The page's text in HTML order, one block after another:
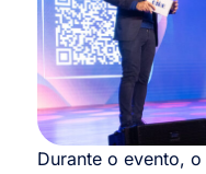
Durante o evento,